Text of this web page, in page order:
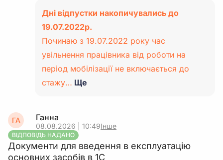
Дні відпустки накопичувались до
19.07.2022р.
Починаю з 19.07.2022 року час
увільнення працівника від роботи на
період мобілізації не включається до
стажу… Ще
ГА Ганна
08.08.2026 | 10:49Інше
ВІДПОВІДЬ НАДАНО
Документи для введення в експлуатацію
основних засобів в 1С